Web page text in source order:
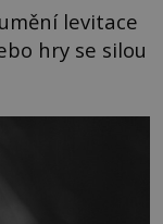
levitace
hry se silou